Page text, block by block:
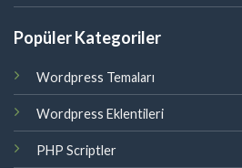
Popüler Kategoriler
Wordpress Temaları
Wordpress Eklentileri
PHP Scriptler